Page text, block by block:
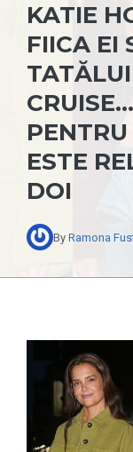
KATIE
FIICA EI
ESTE
DOI
By Ramona